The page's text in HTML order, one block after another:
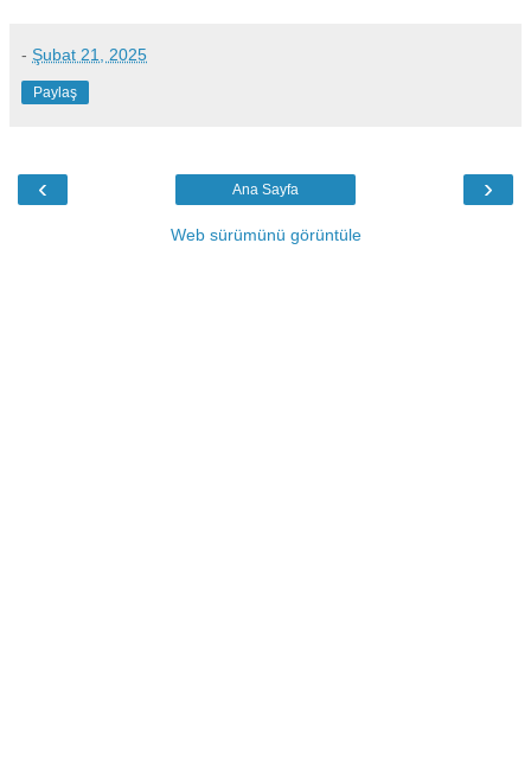
- Şubat 21, 2025
Paylaş
‹ ›
Ana Sayfa
Web sürümünü görüntüle